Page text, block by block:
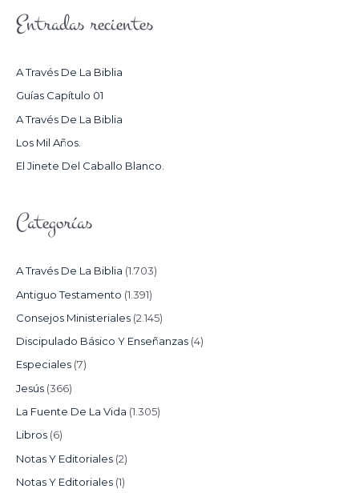
C
R
:
Entradas recientes
A Través De La Biblia
Guías Capítulo 01
A Través De La Biblia
Los Mil Años.
El Jinete Del Caballo Blanco.
Categorías
A Través De La Biblia (1.703)
Antiguo Testamento (1.391)
Consejos Ministeriales (2.145)
Discipulado Básico Y Enseñanzas (4)
Especiales (7)
Jesús (366)
La Fuente De La Vida (1.305)
Libros (6)
Notas Y Editoriales (2)
Notas Y Editoriales (1)